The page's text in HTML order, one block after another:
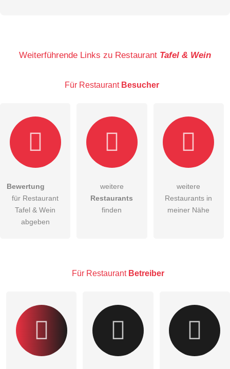
E-Mail-Adresse (wird nicht veröffentlicht)
Hiermit akzeptiere ich dieAGB
DieDatenschutzerklärung habe ich zur Kenntnis genommen.
Besucher sichtbar.
Weiterführende Links zu Restaurant Tafel & Wein
Für Restaurant Besucher
Bewertung
für Restaurant
Tafel & Wein
abgeben
weitere
Restaurants
finden
weitere
Restaurants in
meiner Nähe
Für Restaurant Betreiber